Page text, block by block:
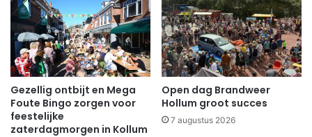
Gezellig ontbijt en Mega
Foute Bingo zorgen voor
feestelijke
zaterdagmorgen in Kollum
Open dag Brandweer
Hollum groot succes
7 augustus 2026